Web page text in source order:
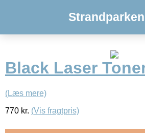
Black Laser
(Læs mere)
770 kr. (Vis fragtpris)